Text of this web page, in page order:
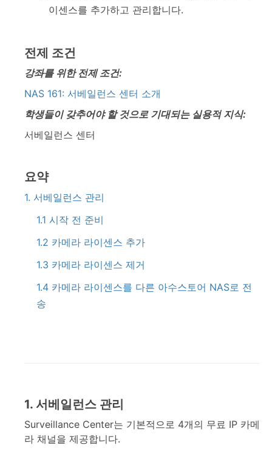
이센스를 추가하고 관리합니다.
전제 조건
강좌를 위한 전제 조건:
NAS 161: 서베일런스 센터 소개
학생들이 갖추어야 할 것으로 기대되는 실용적 지식:
서베일런스 센터
요약
1. 서베일런스 관리
1.1 시작 전 준비
1.2 카메라 라이센스 추가
1.3 카메라 라이센스 제거
1.4 카메라 라이센스를 다른 아수스토어 NAS로 전
송
1. 서베일런스 관리
Surveillance Center는 기본적으로 4개의 무료 IP 카메
라 채널을 제공합니다.